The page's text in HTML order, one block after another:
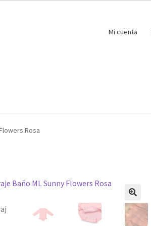
Mi cuenta
Rosa
🔍